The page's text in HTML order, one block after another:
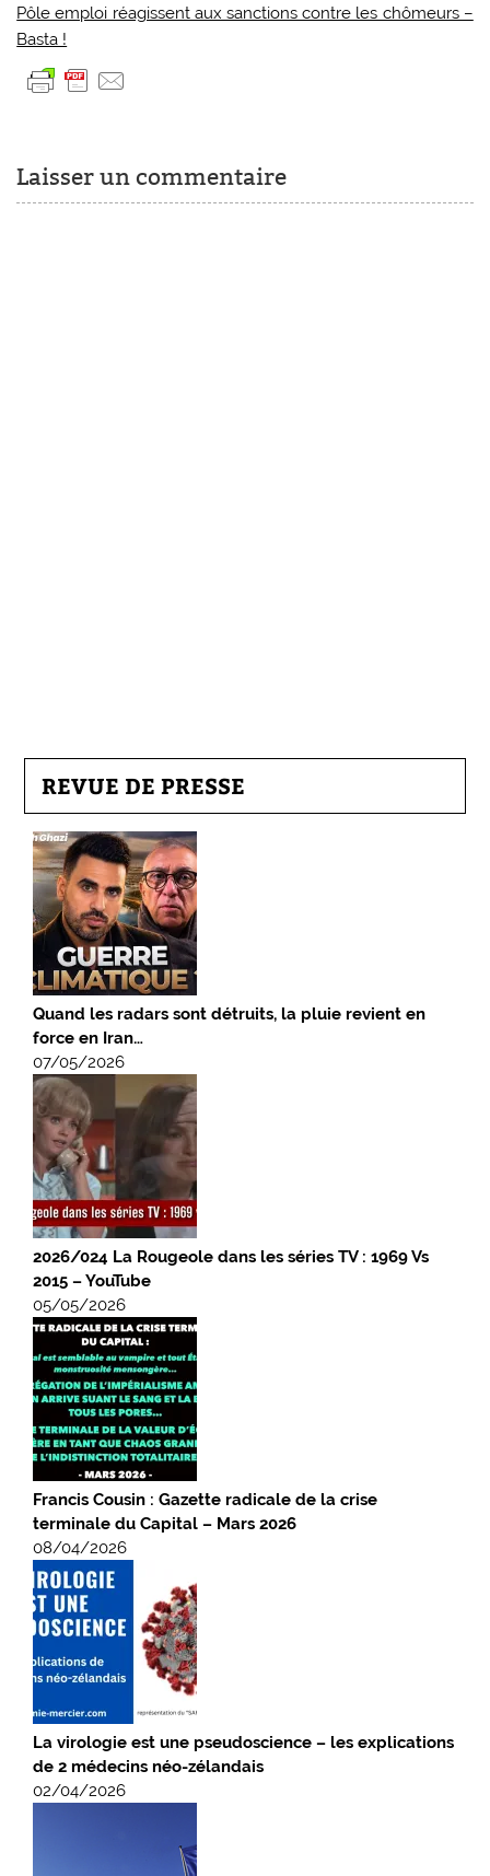
Pôle emploi réagissent aux sanctions contre les chômeurs –
Basta !
Laisser un commentaire
REVUE DE PRESSE
Quand les radars sont détruits, la pluie revient en
force en Iran…
07/05/2026
2026/024 La Rougeole dans les séries TV : 1969 Vs
2015 – YouTube
05/05/2026
Francis Cousin : Gazette radicale de la crise
terminale du Capital – Mars 2026
08/04/2026
La virologie est une pseudoscience – les explications
de 2 médecins néo-zélandais
02/04/2026